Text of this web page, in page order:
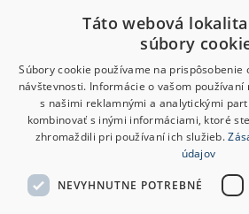
Táto webová
súbory
Súbory cookie používame na prispôsobenie
návštevnosti. Informácie o vašom
s našimi reklamnými a analytickými
kombinovať s inými informáciami, ktoré
zhromaždili pri používaní ich služieb.
údajov
NEVYHNUTNE POTREBNÉ